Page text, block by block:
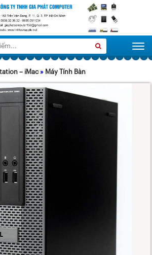
– iMac» Máy Tính Bàn